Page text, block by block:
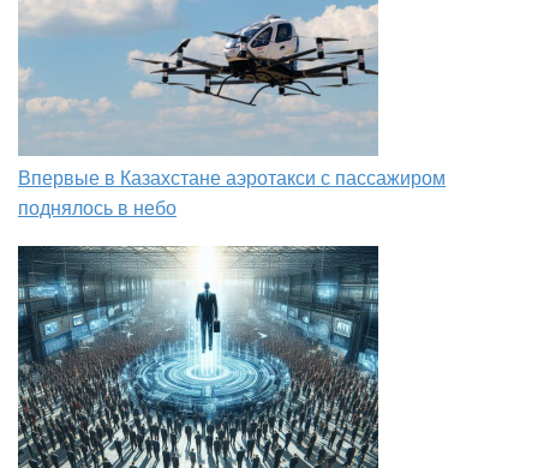
Впервые в Казахстане аэротакси с пассажиром
поднялось в небо